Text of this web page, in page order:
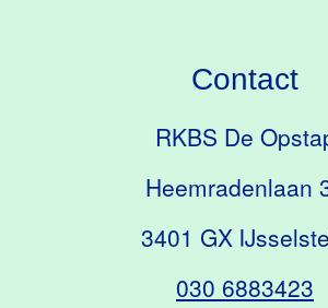
Contact
RKBS De
Heemradenlaan
3401 GX
030 6883423